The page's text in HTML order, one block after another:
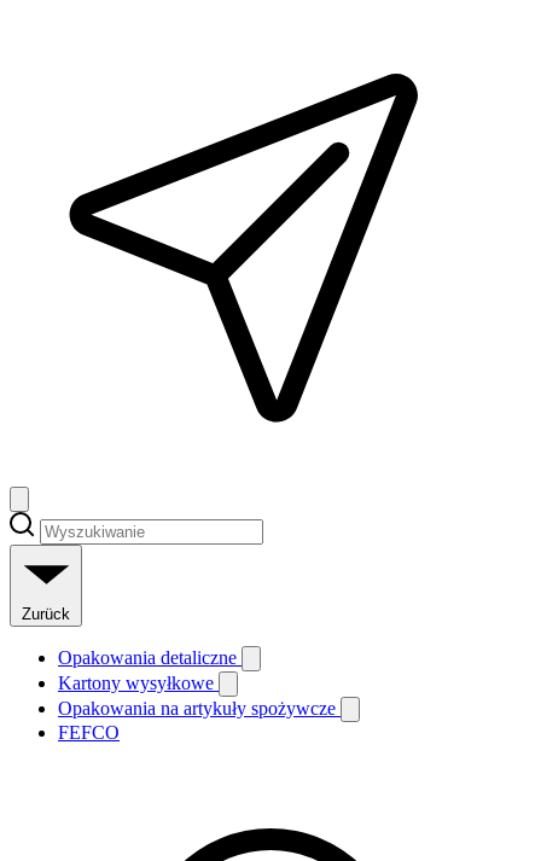
Zurück
Opakowania detaliczne
Kartony wysyłkowe
Opakowania na artykuły spożywcze
FEFCO